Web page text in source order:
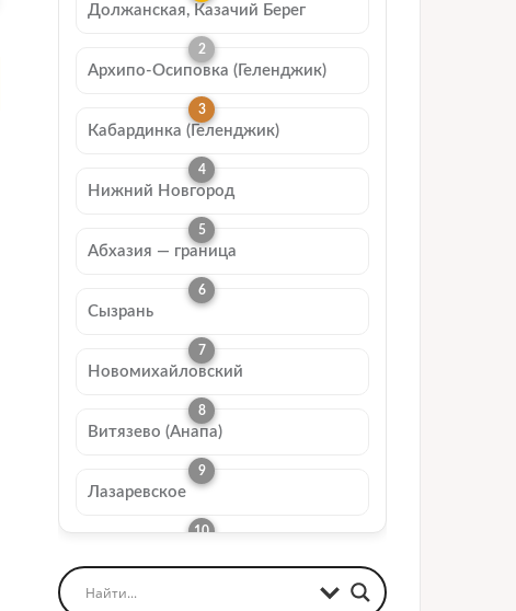
Должанская, Казачий Берег
Архипо-Осиповка (Геленджик)
Кабардинка (Геленджик)
Нижний Новгород
Абхазия — граница
Сызрань
Новомихайловский
Витязево (Анапа)
Лазаревское